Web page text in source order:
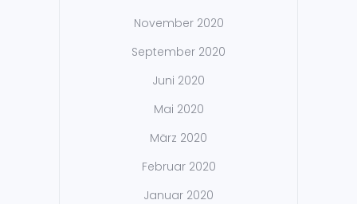
November 2020
September 2020
Juni 2020
Mai 2020
März 2020
Februar 2020
Januar 2020